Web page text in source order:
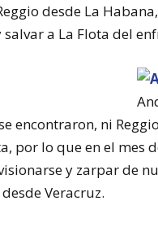
desde La
a La Flota del
encontraron, ni
por lo que en el mes
y zarpar de
desde Veracruz.